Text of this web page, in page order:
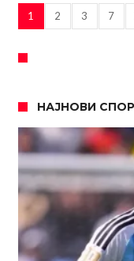
1 2 3 7
НАЈНОВИ